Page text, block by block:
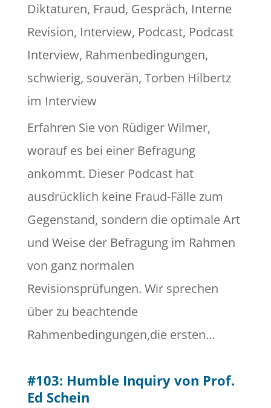
Diktaturen, Fraud, Gespräch, Interne
Revision, Interview, Podcast, Podcast
Interview, Rahmenbedingungen,
schwierig, souverän, Torben Hilbertz
im Interview
Erfahren Sie von Rüdiger Wilmer,
worauf es bei einer Befragung
ankommt. Dieser Podcast hat
ausdrücklich keine Fraud-Fälle zum
Gegenstand, sondern die optimale Art
und Weise der Befragung im Rahmen
von ganz normalen
Revisionsprüfungen. Wir sprechen
über zu beachtende
Rahmenbedingungen,die ersten...
#103: Humble Inquiry von Prof.
Ed Schein